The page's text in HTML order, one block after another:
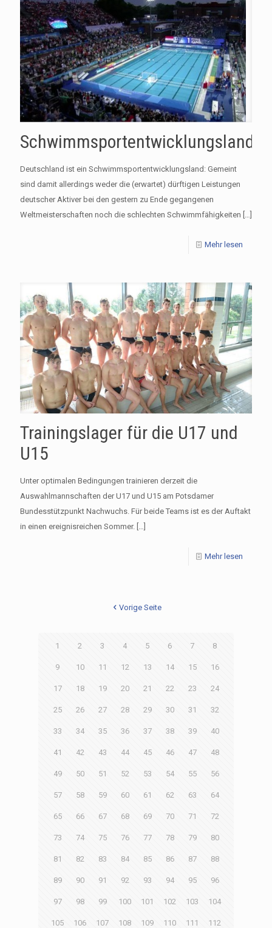
Schwimmsportentwicklungsland
Deutschland ist ein Schwimmsportentwicklungsland: Gemeint
sind damit allerdings weder die (erwartet) dürftigen Leistungen
deutscher Aktiver bei den gestern zu Ende gegangenen
Weltmeisterschaften noch die schlechten Schwimmfähigkeiten […]
Mehr lesen
Trainingslager für die U17 und
U15
Unter optimalen Bedingungen trainieren derzeit die
Auswahlmannschaften der U17 und U15 am Potsdamer
Bundesstützpunkt Nachwuchs. Für beide Teams ist es der Auftakt
in einen ereignisreichen Sommer. […]
Mehr lesen
Vorige Seite
1 2 3 4 5 6 7 8
9 10 11 12 13 14 15 16
17 18 19 20 21 22 23 24
25 26 27 28 29 30 31 32
33 34 35 36 37 38 39 40
41 42 43 44 45 46 47 48
49 50 51 52 53 54 55 56
57 58 59 60 61 62 63 64
65 66 67 68 69 70 71 72
73 74 75 76 77 78 79 80
81 82 83 84 85 86 87 88
89 90 91 92 93 94 95 96
97 98 99 100 101 102 103 104
105 106 107 108 109 110 111 112